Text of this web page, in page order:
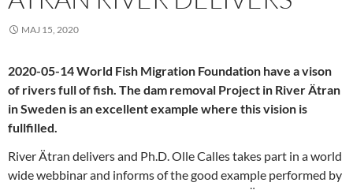
MAJ 15, 2020
2020-05-14 World Fish Migration Foundation have a vison
of rivers full of fish. The dam removal Project in River Ätran
in Sweden is an excellent example where this vision is
fullfilled.
River Ätran delivers and Ph.D. Olle Calles takes part in a world
wide webbinar and informs of the good example performed by